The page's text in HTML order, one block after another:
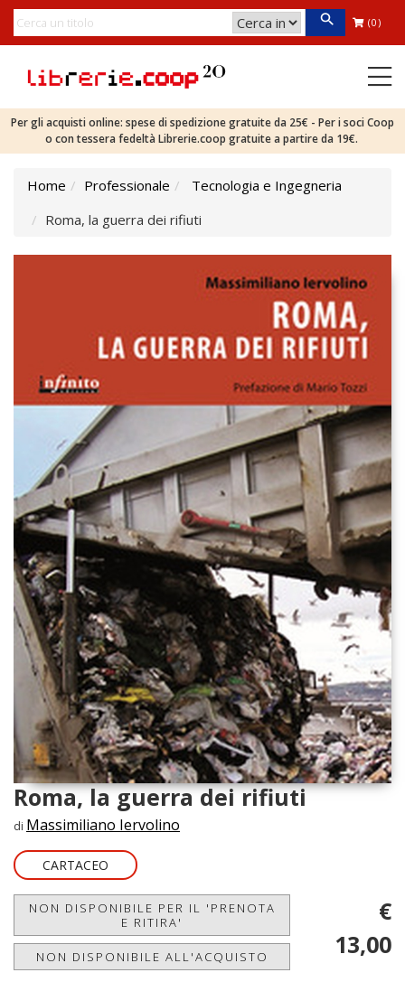
(0)
Per gli acquisti online: spese di spedizione gratuite da 25€ - Per i soci Coop
o con tessera fedeltà Librerie.coop gratuite a partire da 19€.
Home Professionale
Tecnologia e Ingegneria
Roma, la guerra dei rifiuti
Roma, la guerra dei rifiuti
di Massimiliano Iervolino
CARTACEO
NON DISPONIBILE PER IL 'PRENOTA
E RITIRA'
NON DISPONIBILE ALL'ACQUISTO
€
13,00